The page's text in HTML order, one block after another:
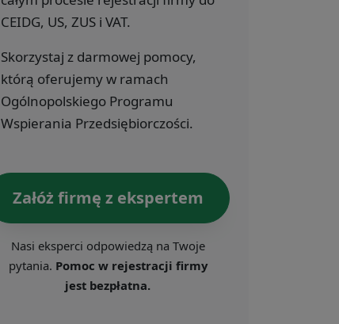
CEIDG, US, ZUS i VAT.
Skorzystaj z darmowej pomocy,
którą oferujemy w ramach
Ogólnopolskiego Programu
Wspierania Przedsiębiorczości.
Załóż firmę z ekspertem
Nasi eksperci odpowiedzą na Twoje
pytania. Pomoc w rejestracji firmy
jest bezpłatna.